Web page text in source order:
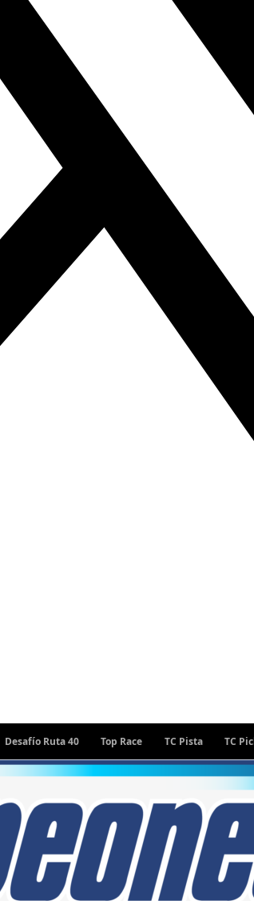
Ruta 40 Top Race TC Pista TC Pick Up